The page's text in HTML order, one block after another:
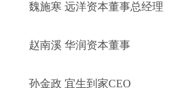
魏施寒 远洋资本董事总经理
赵南溪 华润资本董事
孙金政 宜生到家CEO